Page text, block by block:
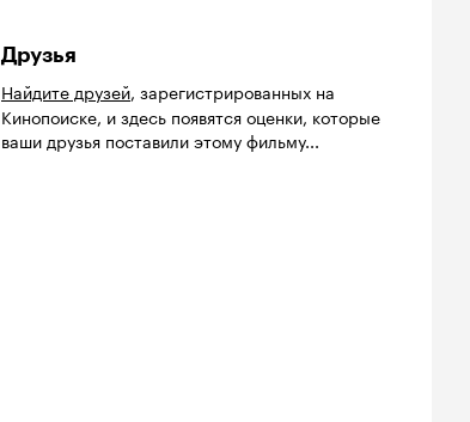
Друзья
Найдите друзей, зарегистрированных на
Кинопоиске, и здесь появятся оценки, которые
ваши друзья поставили этому фильму...